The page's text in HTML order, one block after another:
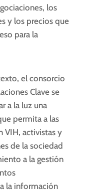
los
y los precios que
para la
el consorcio
Clave se
a la luz una
permita a las
VIH, activistas y
de la sociedad
a la gestión
la información